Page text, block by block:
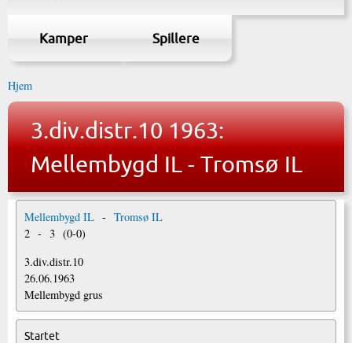
Kamper Spillere
Hjem
3.div.distr.10 1963:
Mellembygd IL - Tromsø IL
Mellembygd IL - Tromsø IL
2 - 3 (0-0)
3.div.distr.10
26.06.1963
Mellembygd grus
Startet